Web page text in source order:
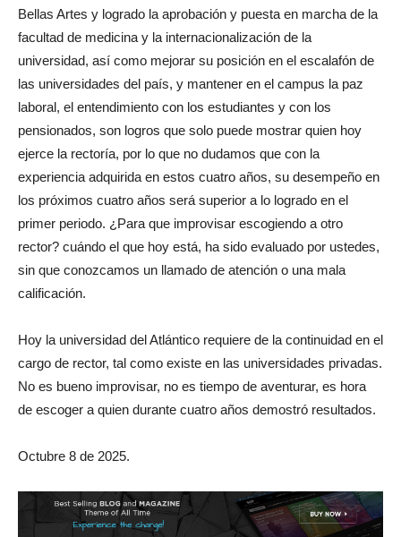
Bellas Artes y logrado la aprobación y puesta en marcha de la
facultad de medicina y la internacionalización de la
universidad, así como mejorar su posición en el escalafón de
las universidades del país, y mantener en el campus la paz
laboral, el entendimiento con los estudiantes y con los
pensionados, son logros que solo puede mostrar quien hoy
ejerce la rectoría, por lo que no dudamos que con la
experiencia adquirida en estos cuatro años, su desempeño en
los próximos cuatro años será superior a lo logrado en el
primer periodo. ¿Para que improvisar escogiendo a otro
rector? cuándo el que hoy está, ha sido evaluado por ustedes,
sin que conozcamos un llamado de atención o una mala
calificación.
Hoy la universidad del Atlántico requiere de la continuidad en el
cargo de rector, tal como existe en las universidades privadas.
No es bueno improvisar, no es tiempo de aventurar, es hora
de escoger a quien durante cuatro años demostró resultados.
Octubre 8 de 2025.